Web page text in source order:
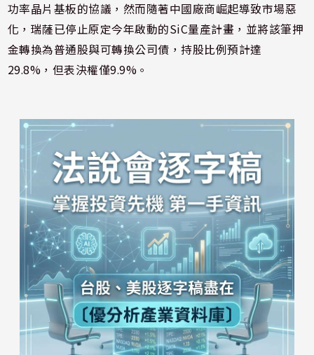
功率晶片基板的協議，然而隨著中國廠商崛起導致市場惡
化，瑞薩已停止原定今年啟動的SiC量產計畫，並將該筆押
金轉換為普通股與可轉換公司債，持股比例預計達
29.8%，但表決權僅9.9%。